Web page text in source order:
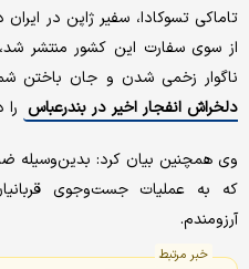
تاماکی تسوکادا، سفیر ژاپن در
از سوی سفارت این کشور منتشر
ناگوار زخمی شدن و جان باختن
دلخراش انفجار اخیر در بندرعباس
وی همچنین بیان کرد: بدین‌وسیله
که به عملیات جست‌وجوی
آرزومندم.
خبر مرتبط